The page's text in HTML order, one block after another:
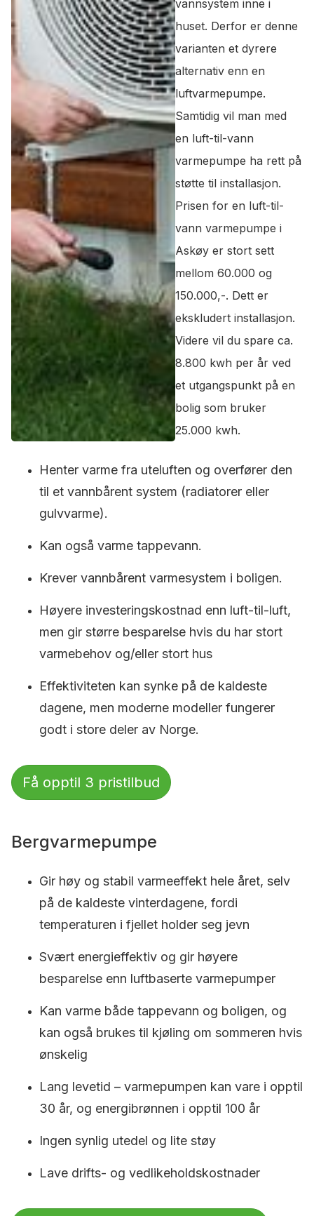
vannsystem inne i
huset. Derfor er denne
varianten et dyrere
alternativ enn en
luftvarmepumpe.
Samtidig vil man med
en luft-til-vann
varmepumpe ha rett på
støtte til installasjon.
Prisen for en luft-til-
vann varmepumpe i
Askøy er stort sett
mellom 60.000 og
150.000,-. Dett er
ekskludert installasjon.
Videre vil du spare ca.
8.800 kwh per år ved
et utgangspunkt på en
bolig som bruker
25.000 kwh.
Henter varme fra uteluften og overfører den
til et vannbårent system (radiatorer eller
gulvvarme).
Kan også varme tappevann.
Krever vannbårent varmesystem i boligen.
Høyere investeringskostnad enn luft-til-luft,
men gir større besparelse hvis du har stort
varmebehov og/eller stort hus
Effektiviteten kan synke på de kaldeste
dagene, men moderne modeller fungerer
godt i store deler av Norge.
Få opptil 3 pristilbud
Bergvarmepumpe
Gir høy og stabil varmeeffekt hele året, selv
på de kaldeste vinterdagene, fordi
temperaturen i fjellet holder seg jevn
Svært energieffektiv og gir høyere
besparelse enn luftbaserte varmepumper
Kan varme både tappevann og boligen, og
kan også brukes til kjøling om sommeren hvis
ønskelig
Lang levetid – varmepumpen kan vare i opptil
30 år, og energibrønnen i opptil 100 år
Ingen synlig utedel og lite støy
Lave drifts- og vedlikeholdskostnader